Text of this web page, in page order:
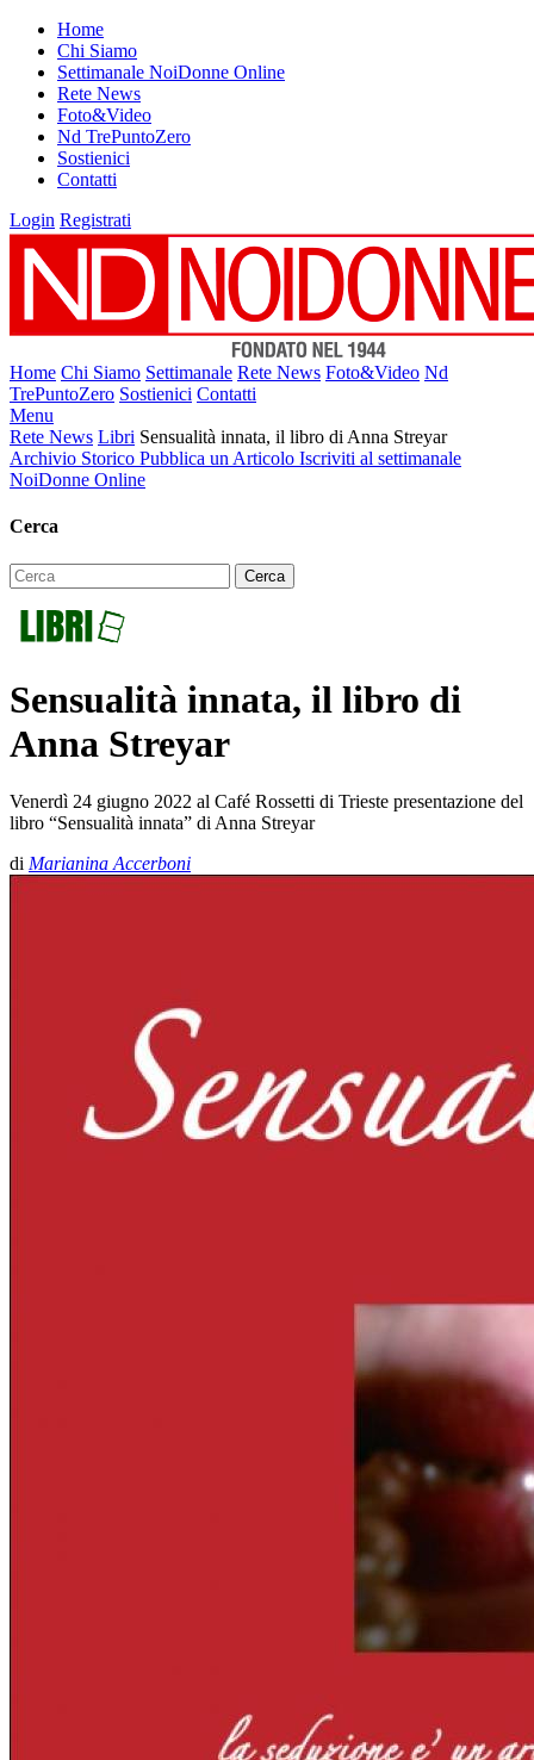
Home
Chi Siamo
Settimanale NoiDonne Online
Rete News
Foto&Video
Nd TrePuntoZero
Sostienici
Contatti
Login Registrati
Home Chi Siamo Settimanale Rete News Foto&Video Nd
TrePuntoZero Sostienici Contatti
Menu
Rete News Libri Sensualità innata, il libro di Anna Streyar
Archivio Storico Pubblica un Articolo Iscriviti al settimanale
NoiDonne Online
Cerca
Sensualità innata, il libro di
Anna Streyar
Venerdì 24 giugno 2022 al Café Rossetti di Trieste presentazione del
libro “Sensualità innata” di Anna Streyar
di Marianina Accerboni